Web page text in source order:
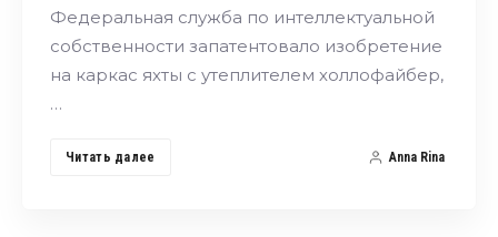
Федеральная служба по интеллектуальной
собственности запатентовало изобретение
на каркас яхты с утеплителем холлофайбер,
…
Читать далее Anna Rina